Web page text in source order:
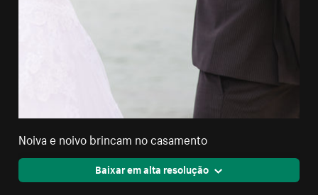
Noiva e noivo brincam no casamento
Baixar em alta resolução